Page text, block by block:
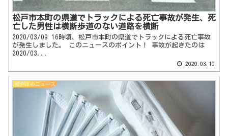
松戸市本町の県道でトラックによる死亡事故が発生、死
亡した男性は横断歩道のない道路を横断
2020/03/09 16時頃、松戸市本町の県道でトラックによる死亡事故
が発生しました。 このニュースのポイント！ 事故が起きたのは
2020/03...
2020.03.10
松戸市のニュース